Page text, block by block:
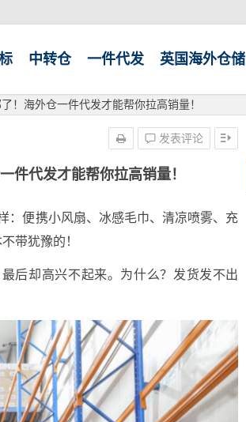
中转仓 一件代发 英国海外仓
！海外仓一件代发才能帮你拉高销量！
件代发才能帮你拉高销量！
发表评论
：便携小风扇、冰感毛巾、清凉喷雾、充
带犹豫的！
后却高兴不起来。为什么？发货发不出